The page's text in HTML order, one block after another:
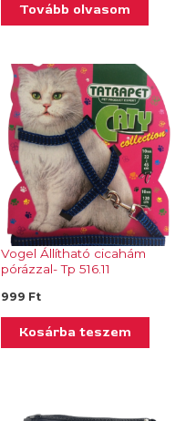
Tovább olvasom
Vogel Állítható cicahám
pórázzal- Tp 516.11
999 Ft
Kosárba teszem